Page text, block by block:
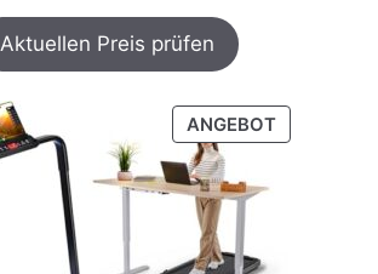
Aktuellen Preis prüfen
ANGEBOTPRODUKT
IM